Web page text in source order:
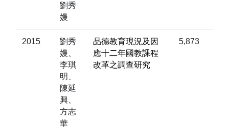
劉秀
嫚
2015
劉秀
嫚、
李琪
明、
陳延
興、
方志
華
品德教育現況及因
應十二年國教課程
改革之調查研究
5,873